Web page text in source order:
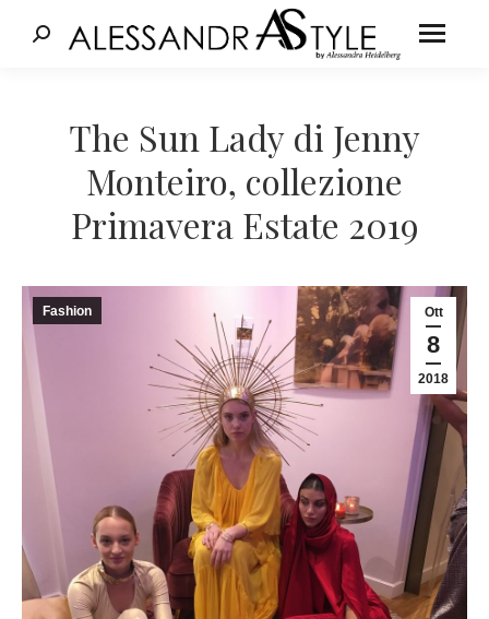
Cerca:
The Sun Lady di Jenny
Monteiro, collezione
Primavera Estate 2019
Ott
8
2018
Fashion